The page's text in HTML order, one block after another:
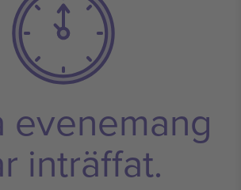
evenemang
inträffat.